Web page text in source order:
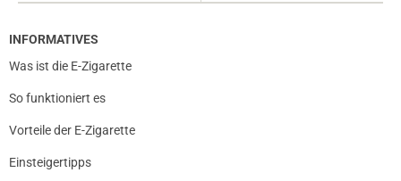
INFORMATIVES
Was ist die E-Zigarette
So funktioniert es
Vorteile der E-Zigarette
Einsteigertipps